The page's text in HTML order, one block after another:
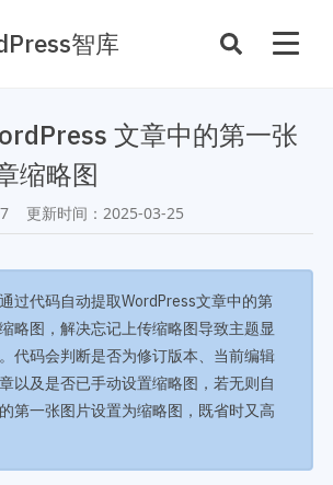
智库
性能优化
运营
商店
插件商店
开发手册
主题开发手册
文章中的第一张
缩略图
更新时间： 2025-03-25
过代码自动提取WordPress文章中的第
略图，解决忘记上传缩略图导致主题显
代码会判断是否为修订版本、当前编辑
以及是否已手动设置缩略图，若无则自
第一张图片设置为缩略图，既省时又高